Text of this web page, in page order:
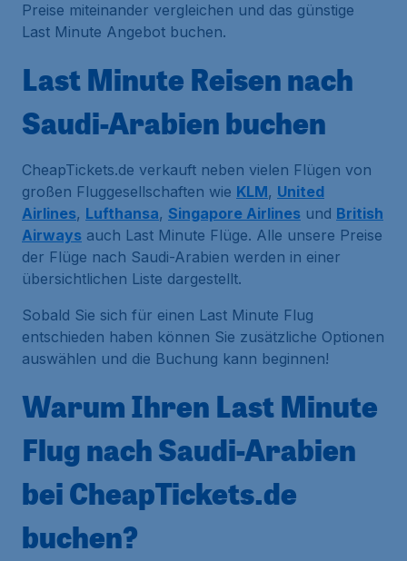
Preise miteinander vergleichen und das günstige
Last Minute Angebot buchen.
Last Minute Reisen nach
Saudi-Arabien buchen
CheapTickets.de verkauft neben vielen Flügen von
großen Fluggesellschaften wie KLM, United
Airlines, Lufthansa, Singapore Airlines und British
Airways auch Last Minute Flüge. Alle unsere Preise
der Flüge nach Saudi-Arabien werden in einer
übersichtlichen Liste dargestellt.
Sobald Sie sich für einen Last Minute Flug
entschieden haben können Sie zusätzliche Optionen
auswählen und die Buchung kann beginnen!
Warum Ihren Last Minute
Flug nach Saudi-Arabien
bei CheapTickets.de
buchen?